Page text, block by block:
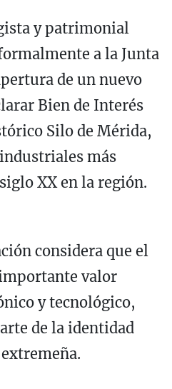
y patrimonial
a la Junta
de un nuevo
Bien de Interés
Silo de Mérida,
más
XX en la región.
considera que el
valor
y tecnológico,
de la identidad